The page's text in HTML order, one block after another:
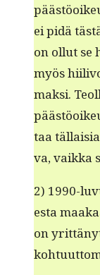
ei pidä
on ollut se
myös
mak­si.
taa
va, vaik­ka
2) 1990-
es­ta
on